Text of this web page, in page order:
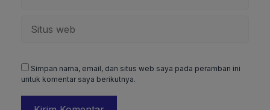
web
Simpan nama, email, dan situs web saya pada peramban ini
untuk komentar saya berikutnya.